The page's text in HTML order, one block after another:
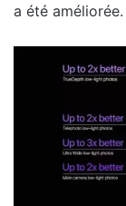
a été améliorée.